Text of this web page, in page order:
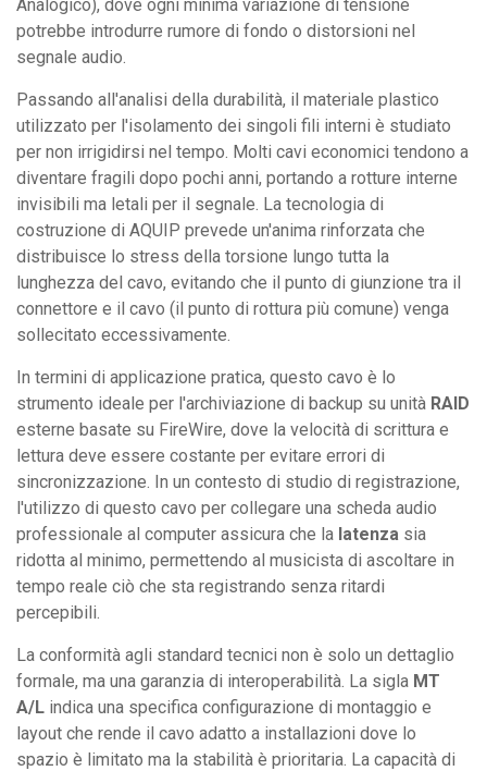
Analogico), dove ogni minima variazione di tensione
potrebbe introdurre rumore di fondo o distorsioni nel
segnale audio.
Passando all'analisi della durabilità, il materiale plastico
utilizzato per l'isolamento dei singoli fili interni è studiato
per non irrigidirsi nel tempo. Molti cavi economici tendono a
diventare fragili dopo pochi anni, portando a rotture interne
invisibili ma letali per il segnale. La tecnologia di
costruzione di AQUIP prevede un'anima rinforzata che
distribuisce lo stress della torsione lungo tutta la
lunghezza del cavo, evitando che il punto di giunzione tra il
connettore e il cavo (il punto di rottura più comune) venga
sollecitato eccessivamente.
In termini di applicazione pratica, questo cavo è lo
strumento ideale per l'archiviazione di backup su unità RAID
esterne basate su FireWire, dove la velocità di scrittura e
lettura deve essere costante per evitare errori di
sincronizzazione. In un contesto di studio di registrazione,
l'utilizzo di questo cavo per collegare una scheda audio
professionale al computer assicura che la latenza sia
ridotta al minimo, permettendo al musicista di ascoltare in
tempo reale ciò che sta registrando senza ritardi
percepibili.
La conformità agli standard tecnici non è solo un dettaglio
formale, ma una garanzia di interoperabilità. La sigla MT
A/L indica una specifica configurazione di montaggio e
layout che rende il cavo adatto a installazioni dove lo
spazio è limitato ma la stabilità è prioritaria. La capacità di